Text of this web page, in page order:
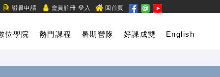
位學院 熱門課程 暑期營隊 好課成雙 English
證書申請 會員註冊 登入 回首頁